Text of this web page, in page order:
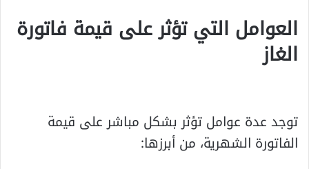
العوامل التي تؤثر على قيمة فاتورة
الغاز
توجد عدة عوامل تؤثر بشكل مباشر على قيمة
الفاتورة الشهرية، من أبرزها: